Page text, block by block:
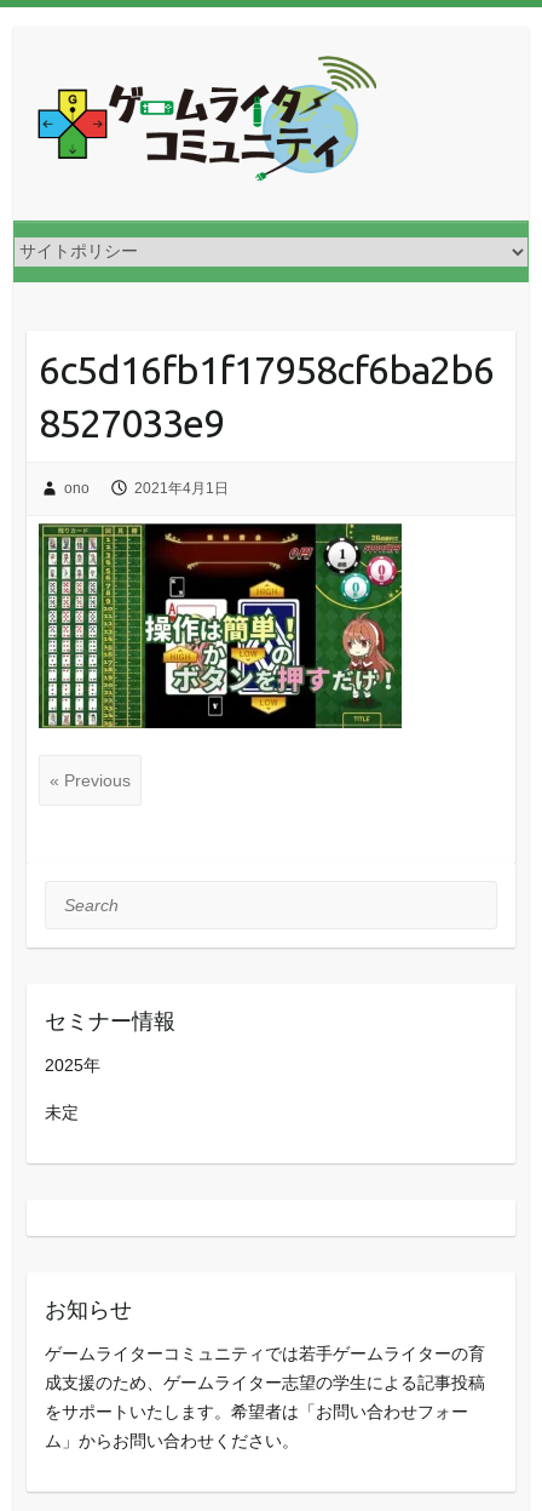
6c5d16fb1f17958cf6ba2b6
8527033e9
ono 2021年4月1日
« Previous
Search
セミナー情報
2025年
未定
お知らせ
ゲームライターコミュニティでは若手ゲームライターの育
成支援のため、ゲームライター志望の学生による記事投稿
をサポートいたします。希望者は「お問い合わせフォー
ム」からお問い合わせください。